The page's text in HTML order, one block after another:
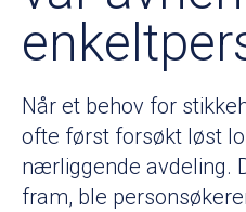
Når et behov for
ofte først forsøkt løst
nærliggende avdeling.
fram, ble